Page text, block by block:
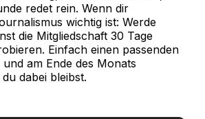
redet rein. Wenn dir
wichtig ist: Werde
die Mitgliedschaft 30 Tage
Einfach einen passenden
am Ende des Monats
dabei bleibst.